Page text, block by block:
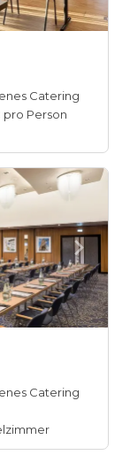
Catering
pro Person
Catering